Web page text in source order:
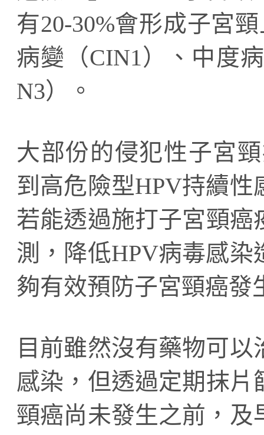
有20-30%會形成子宮
病變（CIN1）、中度
N3）。
大部份的侵犯性子宮
到高危險型HPV持續
若能透過施打子宮頸癌
測，降低HPV病毒感
夠有效預防子宮頸癌發
目前雖然沒有藥物可
感染，但透過定期抹片
頸癌尚未發生之前，